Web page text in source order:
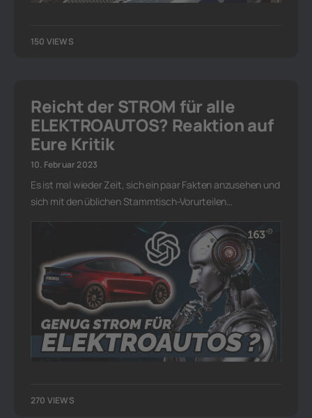
150 VIEWS
Reicht der STROM für alle
ELEKTROAUTOS? Reaktion auf
Eure Kritik
10. Februar 2023
Es ist mal wieder Zeit, sich ein paar Fakten anzusehen und
sich mit den üblichen Stammtisch-Vorurteilen…
270 VIEWS